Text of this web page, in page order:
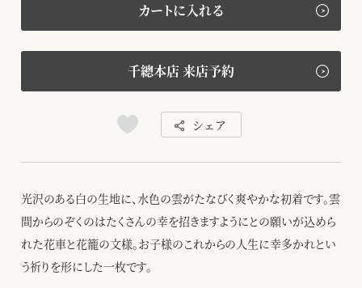
カートに入れる
千總本店 来店予約
シェア
光沢のある白の生地に、水色の雲がたなびく爽やかな初着です。雲
間からのぞくのはたくさんの幸を招きますようにとの願いが込めら
れた花車と花籠の文様。お子様のこれからの人生に幸多かれとい
う祈りを形にした一枚です。